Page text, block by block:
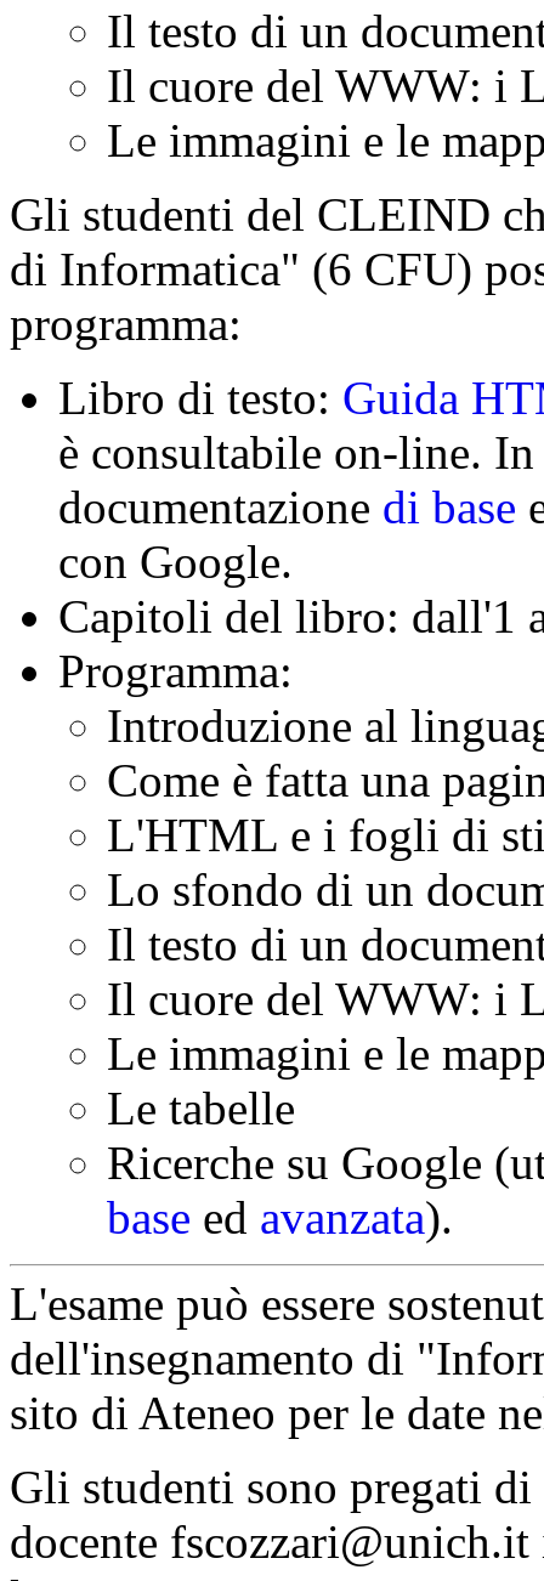
Il testo di un
Il cuore del WWW: i
Le immagini e le
Gli studenti del CLEIND
di Informatica" (6 CFU)
programma:
Libro di testo: Guida
è consultabile on-line.
documentazione di base
con Google.
Capitoli del libro: dall'1
Programma:
Introduzione al
Come è fatta una
L'HTML e i fogli di
Lo sfondo di un
Il testo di un
Il cuore del WWW: i
Le immagini e le
Le tabelle
Ricerche su Google
base ed avanzata).
L'esame può essere
dell'insegnamento di
sito di Ateneo per le date
Gli studenti sono pregati
docente